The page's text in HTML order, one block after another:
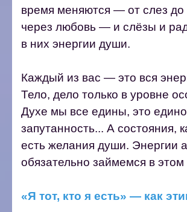
время меняются — от слез до
через любовь — и слёзы и
в них энергии души.
Каждый из вас — это вся
Тело, дело только в уровне
Духе мы все едины, это
запутанность... А состояния,
есть желания души. Энергии
обязательно займемся в этом
«Я тот, кто я есть» — как